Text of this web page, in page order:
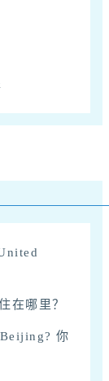
在哪里？
你